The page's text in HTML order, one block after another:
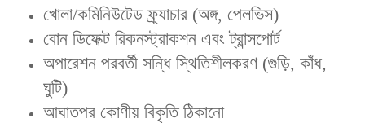
খোলা/কমিনিউটেড ফ্র্যাচার (অঙ্গ, পেলভিস)
বোন ডিফেক্ট রিকনস্ট্রাকশন এবং ট্রান্সপোর্ট
অপারেশন পরবর্তী সন্ধি স্থিতিশীলকরণ (গুড়ি, কাঁধ,
ঘুটি)
আঘাতপর কোণীয় বিকৃতি ঠিকানো